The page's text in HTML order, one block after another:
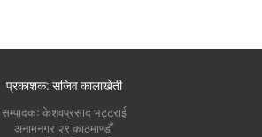
प्रकाशक: सजिव कालाखेती
सम्पादकः केशवप्रसाद भट्टराई
अनामनगर २९ काठमाण्डौं